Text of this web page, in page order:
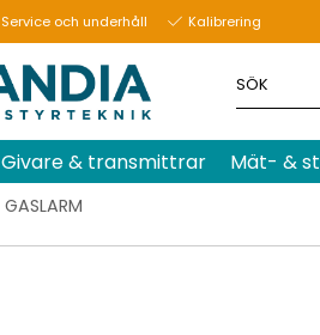
Service och underhåll Kalibrering
Givare & transmittrar Mät- &
GASLARM